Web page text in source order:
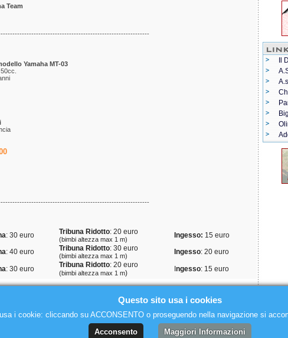
Team
Yamaha MT-03
: 30 euro Tribuna Ridotto: 20 euro
(bimbi altezza max 1 m) Ingesso: 15 euro
: 40 euro Tribuna Ridotto: 30 euro
(bimbi altezza max 1 m) Ingesso: 20 euro
: 30 euro Tribuna Ridotto: 20 euro
(bimbi altezza max 1 m) ngesso: 15 euro
Il
Questo sito usa i cookies
i cookie: cliccando su ACCONSENTO o proseguendo nella navigazione si
Acconsento
Maggiori Informazioni